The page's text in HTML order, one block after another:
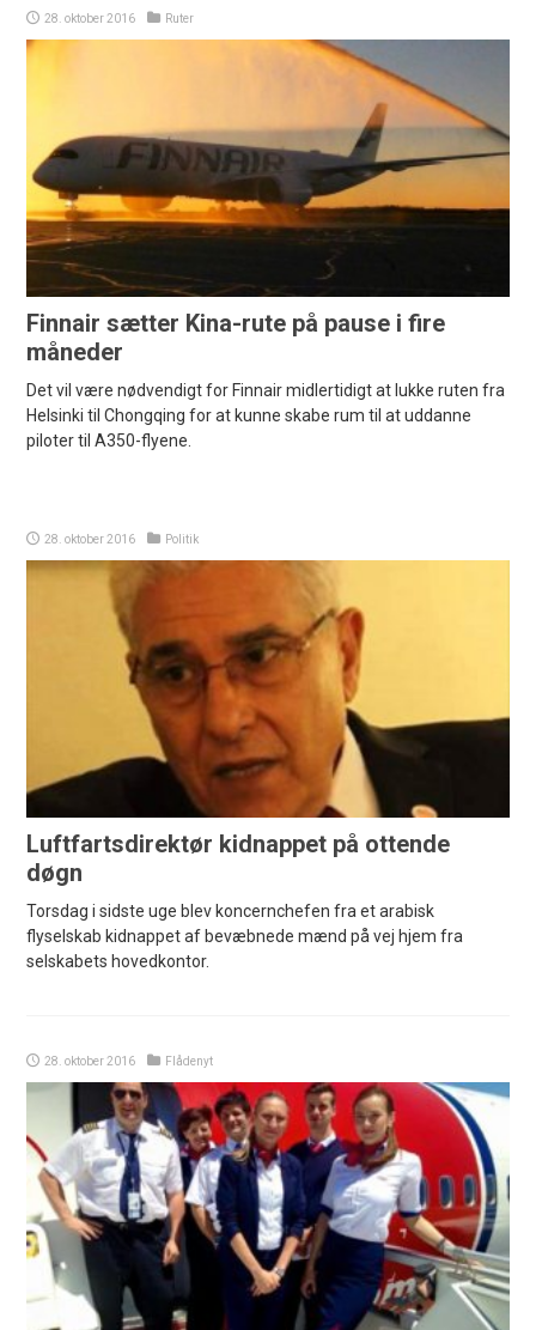
28. oktober 2016 Ruter
Finnair sætter Kina-rute på pause i fire
måneder
Det vil være nødvendigt for Finnair midlertidigt at lukke ruten fra
Helsinki til Chongqing for at kunne skabe rum til at uddanne
piloter til A350-flyene.
28. oktober 2016 Politik
Luftfartsdirektør kidnappet på ottende
døgn
Torsdag i sidste uge blev koncernchefen fra et arabisk
flyselskab kidnappet af bevæbnede mænd på vej hjem fra
selskabets hovedkontor.
28. oktober 2016 Flådenyt